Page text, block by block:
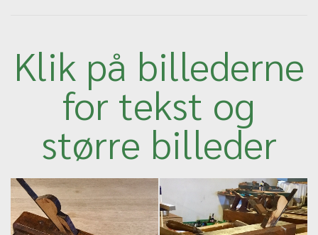
Klik på billederne
for tekst og
større billeder